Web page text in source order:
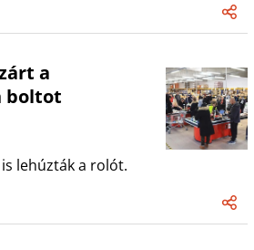
a
boltot
lehúzták a rolót.